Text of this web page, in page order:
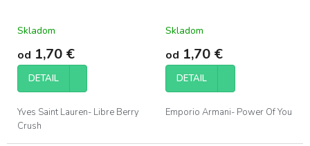
t
o
v
Skladom
od 1,70 €
DETAIL
Yves Saint Lauren- Libre Berry
Crush
Skladom
od 1,70 €
DETAIL
Emporio Armani- Power Of You